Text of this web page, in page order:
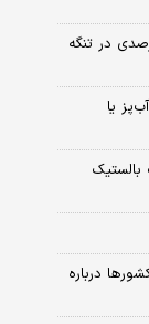
و عمان برای تعیین تعرفه ترانزیت ۳ تا ۷ درصدی در تنگه
یا
درباره